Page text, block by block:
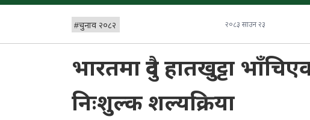
#चुनाव २०८२ २०८३ साउन २३
भारतमा दुवै हातखुट्टा
निःशुल्क शल्यक्रिया